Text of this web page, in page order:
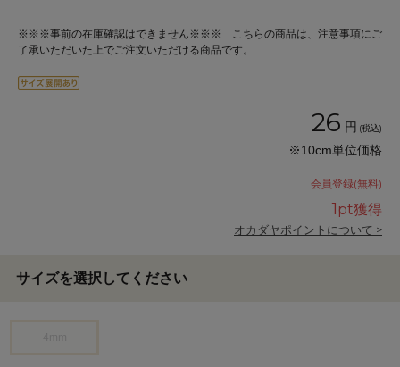
※※※事前の在庫確認はできません※※※ こちらの商品は、注意事項にご
了承いただいた上でご注文いただける商品です。
26 円 (税込)
※10cm単位価格
会員登録(無料)
1pt獲得
オカダヤポイントについて >
サイズを選択してください